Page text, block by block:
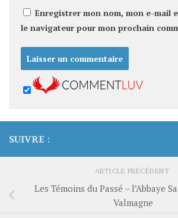
Enregistrer mon nom, mon e-mail
le navigateur pour mon prochain
SUIVRE :
ARTICLE PRÉCÉDENT
Les Témoins du Passé – l’Abbaye
Valmagne